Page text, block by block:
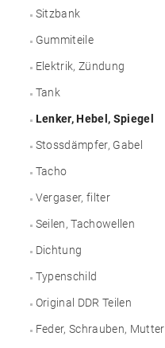
Sitzbank
Gummiteile
Elektrik, Zündung
Tank
Lenker, Hebel, Spiegel
Stossdämpfer, Gabel
Tacho
Vergaser, filter
Seilen, Tachowellen
Dichtung
Typenschild
Original DDR Teilen
Feder, Schrauben, Mutter